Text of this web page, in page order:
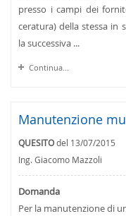
presso i campi dei
ceratura) della stessa in
la successiva ...
Continua...
Manutenzione
QUESITOdel 13/07/2015
Ing. Giacomo Mazzoli
Domanda
Per la manutenzione di